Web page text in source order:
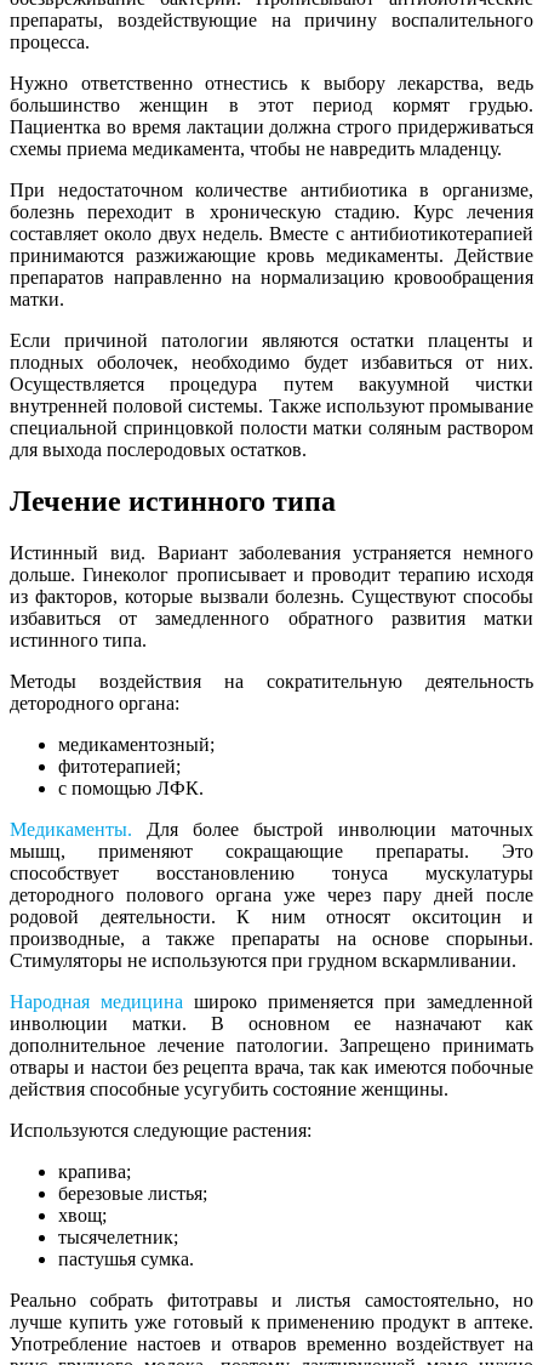
препараты, воздействующие на причину воспалительного
процесса.
Нужно ответственно отнестись к выбору лекарства, ведь
большинство женщин в этот период кормят грудью.
Пациентка во время лактации должна строго придерживаться
схемы приема медикамента, чтобы не навредить младенцу.
При недостаточном количестве антибиотика в организме,
болезнь переходит в хроническую стадию. Курс лечения
составляет около двух недель. Вместе с антибиотикотерапией
принимаются разжижающие кровь медикаменты. Действие
препаратов направленно на нормализацию кровообращения
матки.
Если причиной патологии являются остатки плаценты и
плодных оболочек, необходимо будет избавиться от них.
Осуществляется процедура путем вакуумной чистки
внутренней половой системы. Также используют промывание
специальной спринцовкой полости матки соляным раствором
для выхода послеродовых остатков.
Лечение истинного типа
Истинный вид. Вариант заболевания устраняется немного
дольше. Гинеколог прописывает и проводит терапию исходя
из факторов, которые вызвали болезнь. Существуют способы
избавиться от замедленного обратного развития матки
истинного типа.
Методы воздействия на сократительную деятельность
детородного органа:
медикаментозный;
фитотерапией;
с помощью ЛФК.
Медикаменты. Для более быстрой инволюции маточных
мышц, применяют сокращающие препараты. Это
способствует восстановлению тонуса мускулатуры
детородного полового органа уже через пару дней после
родовой деятельности. К ним относят окситоцин и
производные, а также препараты на основе спорыньи.
Стимуляторы не используются при грудном вскармливании.
Народная медицина широко применяется при замедленной
инволюции матки. В основном ее назначают как
дополнительное лечение патологии. Запрещено принимать
отвары и настои без рецепта врача, так как имеются побочные
действия способные усугубить состояние женщины.
Используются следующие растения:
крапива;
березовые листья;
хвощ;
тысячелетник;
пастушья сумка.
Реально собрать фитотравы и листья самостоятельно, но
лучше купить уже готовый к применению продукт в аптеке.
Употребление настоев и отваров временно воздействует на